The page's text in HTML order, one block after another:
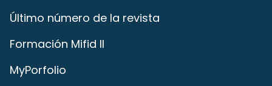
Último número de la revista
Formación Mifid II
MyPorfolio